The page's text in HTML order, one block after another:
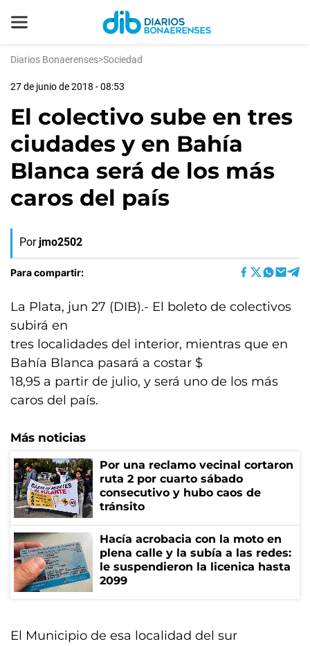
Diarios Bonaerenses>Sociedad
27 de junio de 2018 - 08:53
El colectivo sube en tres
ciudades y en Bahía
Blanca será de los más
caros del país
Por jmo2502
Para compartir:
La Plata, jun 27 (DIB).- El boleto de colectivos
subirá en
tres localidades del interior, mientras que en
Bahía Blanca pasará a costar $
18,95 a partir de julio, y será uno de los más
caros del país.
Más noticias
Por una reclamo vecinal cortaron
ruta 2 por cuarto sábado
consecutivo y hubo caos de
tránsito
Hacía acrobacia con la moto en
plena calle y la subía a las redes:
le suspendieron la licenica hasta
2099
El Municipio de esa localidad del sur